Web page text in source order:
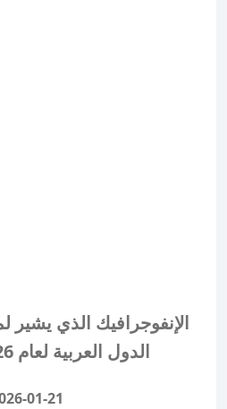
الإنفوجرافيك الذي يشير
الدول العربية لعام 2026 غير دقيق
01-21